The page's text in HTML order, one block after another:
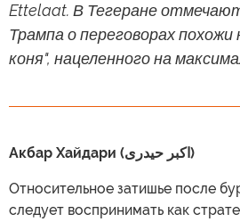
Ettelaat. В Тегеране
Трампа о переговорах похожи
коня", нацеленного на
Акбар Хайдари (اکبر حیدری)
Относительное затишье после
следует воспринимать как